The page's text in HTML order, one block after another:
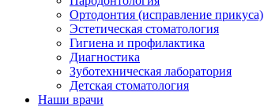
Ортодонтия (исправление прикуса)
Эстетическая стоматология
Гигиена и профилактика
Диагностика
Зуботехническая лаборатория
Детская стоматология
Наши врачи